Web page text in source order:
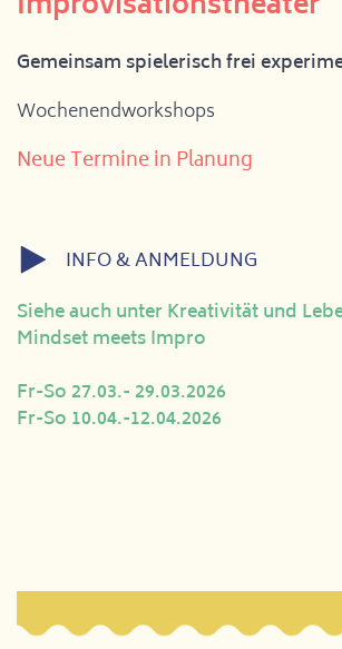
Gemeinsam spielerisch frei
Wochenendworkshops
Neue Termine in Planung
INFO & ANMELDUNG
Siehe auch unter Kreativität und
Mindset meets Impro
Fr-So 27.03.- 29.03.2026
Fr-So 10.04.-12.04.2026